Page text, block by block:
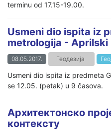
terminu od 17.15-19.00.
Usmeni dio ispita iz
metrologija - Aprilski
08.05.2017. Геодезија
Usmeni dio ispita iz predmeta
se 12.05. (petak) u 9 časova.
Архитектонско
контексту